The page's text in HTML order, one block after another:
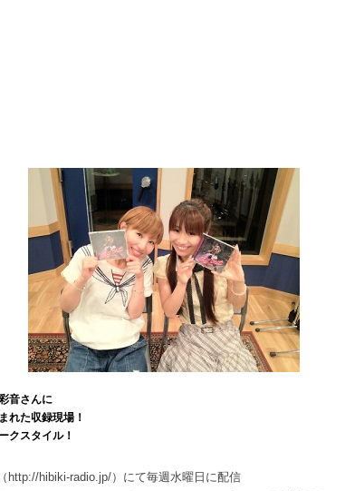
音さんに
れた収録現場！
クスタイル！
http://hibiki-radio.jp/）にて毎週水曜日に配信